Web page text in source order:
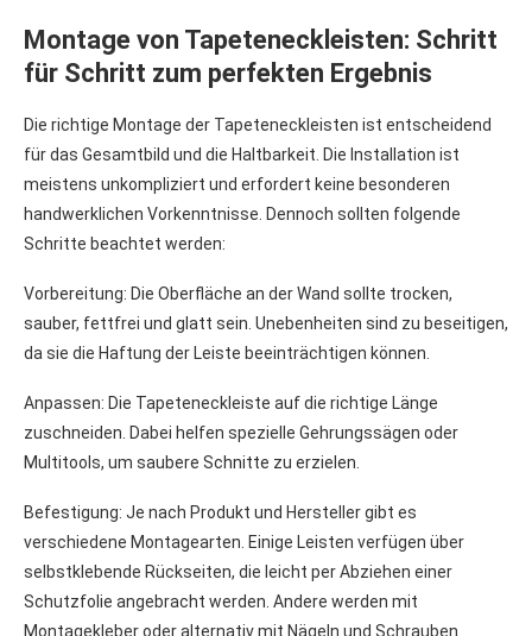
Montage von Tapeteneckleisten: Schritt
für Schritt zum perfekten Ergebnis
Die richtige Montage der Tapeteneckleisten ist entscheidend
für das Gesamtbild und die Haltbarkeit. Die Installation ist
meistens unkompliziert und erfordert keine besonderen
handwerklichen Vorkenntnisse. Dennoch sollten folgende
Schritte beachtet werden:
Vorbereitung: Die Oberfläche an der Wand sollte trocken,
sauber, fettfrei und glatt sein. Unebenheiten sind zu beseitigen,
da sie die Haftung der Leiste beeinträchtigen können.
Anpassen: Die Tapeteneckleiste auf die richtige Länge
zuschneiden. Dabei helfen spezielle Gehrungssägen oder
Multitools, um saubere Schnitte zu erzielen.
Befestigung: Je nach Produkt und Hersteller gibt es
verschiedene Montagearten. Einige Leisten verfügen über
selbstklebende Rückseiten, die leicht per Abziehen einer
Schutzfolie angebracht werden. Andere werden mit
Montagekleber oder alternativ mit Nägeln und Schrauben